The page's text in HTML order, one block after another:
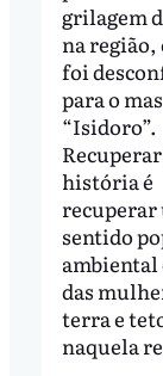
grilagem
na região,
foi
para o
“Isidoro”.
Recuperar
história é
recuperar
sentido
ambiental
das
terra e
naquela